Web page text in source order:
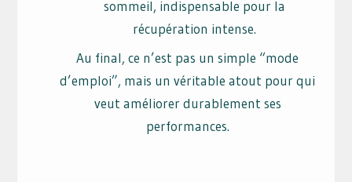
sommeil, indispensable pour la
récupération intense.
Au final, ce n’est pas un simple “mode
d’emploi”, mais un véritable atout pour qui
veut améliorer durablement ses
performances.